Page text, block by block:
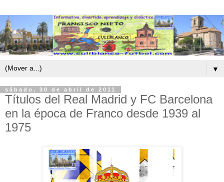
▼
sábado, 30 de abril de 2011
Títulos del Real Madrid y FC Barcelona
en la época de Franco desde 1939 al
1975